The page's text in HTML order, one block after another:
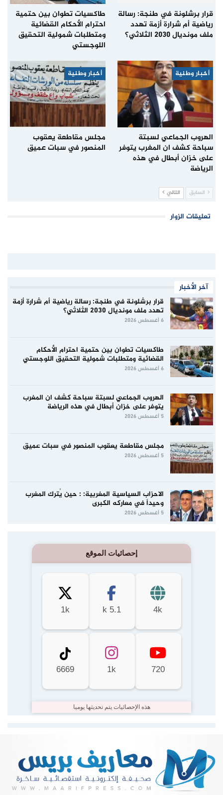
قرار برشلونة في طنجة: رسالة
رياضية أم شرارة أزمة تهدد
ملف مونديال 2030 الثلاثي؟
طاكسيات تطوان بين حتمية
احترام الأحكام القضائية
ومتطلبات شمولية التحقيق
اللوجستي
أخبار وطنية
الهروب الجماعي لسبتة
سباحة كشف ان المغرب يتوفر
على خزان أبطال في هذه
الرياضة
أخبار وطنية
مجلس مقاطعة يعقوب
المنصور في سبات عميق
السابق التالي
تعليقات الزوار
آخر الأخبار
قرار برشلونة في طنجة: رسالة رياضية أم شرارة أزمة
تهدد ملف مونديال 2030 الثلاثي؟
6 أغسطس 2026
طاكسيات تطوان بين حتمية احترام الأحكام
القضائية ومتطلبات شمولية التحقيق اللوجستي
6 أغسطس 2026
الهروب الجماعي لسبتة سباحة كشف ان المغرب
يتوفر على خزان أبطال في هذه الرياضة
5 أغسطس 2026
مجلس مقاطعة يعقوب المنصور في سبات عميق
5 أغسطس 2026
الاحزاب السياسية المغربية: : حين يُترك المغرب
وحيداً في معاركه الكبرى
5 أغسطس 2026
إحصائيات الموقع
4k
5.1 k
1k
720
1k
6669
هذه الإحصائيات يتم تحديثها يوميا